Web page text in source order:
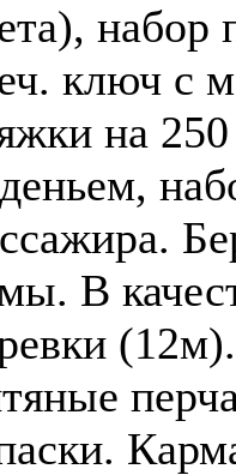
набор
ключ с
на
В